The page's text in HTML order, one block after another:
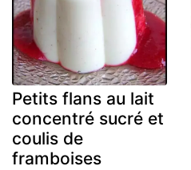
Petits flans au lait
concentré sucré et
coulis de
framboises